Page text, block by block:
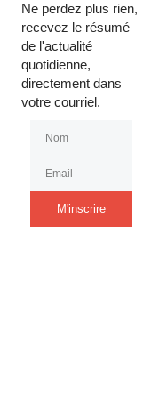
Ne perdez plus rien,
recevez le résumé
de l'actualité
quotidienne,
directement dans
votre courriel.
M'inscrire